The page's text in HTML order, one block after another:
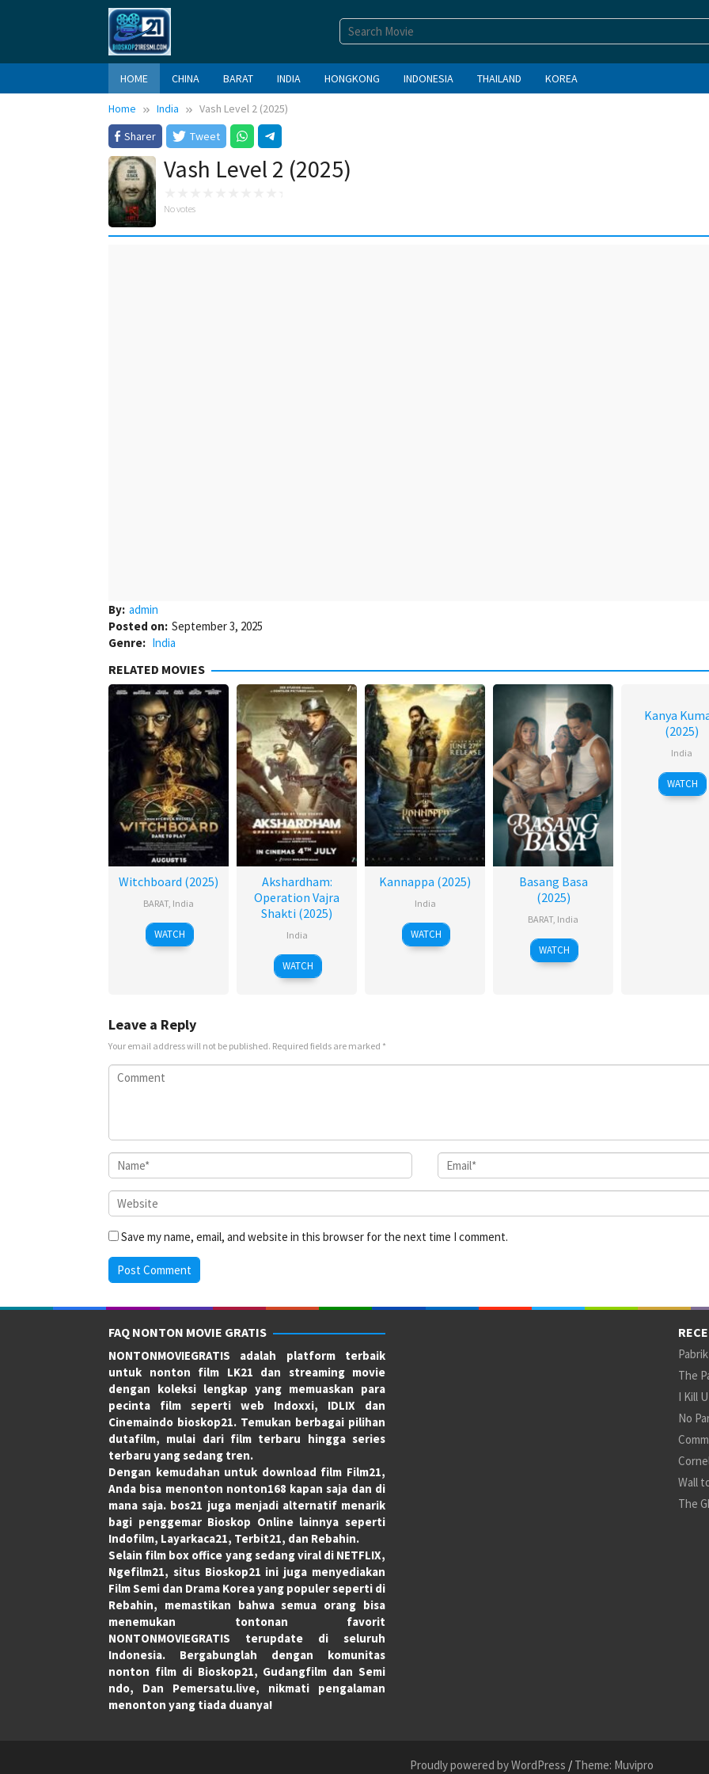
HOME CHINA BARAT INDIA HONGKONG INDONESIA THAILAND KOREA
Home India
Vash Level 2 (2025)
Sharer
Tweet
Vash Level 2 (2025)
No votes
By: admin
Posted on: September 3, 2025
Genre: India
RELATED MOVIES
Witchboard (2025)
BARAT, India
WATCH
Akshardham:
Operation Vajra
Shakti (2025)
India
WATCH
Kannappa (2025)
India
WATCH
Basang Basa
(2025)
BARAT, India
WATCH
Kanya
(2025)
India
WATCH
Leave a Reply
Your email address will not be published. Required fields are marked *
Save my name, email, and website in this browser for the next time I comment.
FAQ NONTON MOVIE GRATIS
NONTONMOVIEGRATIS adalah platform terbaik
untuk nonton film LK21 dan streaming movie
dengan koleksi lengkap yang memuaskan para
pecinta film seperti web Indoxxi, IDLIX dan
Cinemaindo bioskop21. Temukan berbagai pilihan
dutafilm, mulai dari film terbaru hingga series
terbaru yang sedang tren.
Dengan kemudahan untuk download film Film21,
Anda bisa menonton nonton168 kapan saja dan di
mana saja. bos21 juga menjadi alternatif menarik
bagi penggemar Bioskop Online lainnya seperti
Indofilm, Layarkaca21, Terbit21, dan Rebahin.
Selain film box office yang sedang viral di NETFLIX,
Ngefilm21, situs Bioskop21 ini juga menyediakan
Film Semi dan Drama Korea yang populer seperti di
Rebahin, memastikan bahwa semua orang bisa
menemukan tontonan favorit
NONTONMOVIEGRATIS terupdate di seluruh
Indonesia. Bergabunglah dengan komunitas
nonton film di Bioskop21, Gudangfilm dan Semi
ndo, Dan Pemersatu.live, nikmati pengalaman
menonton yang tiada duanya!
The
I Kill
No
Wall
The
Proudly powered by WordPress / Theme: Muvipro